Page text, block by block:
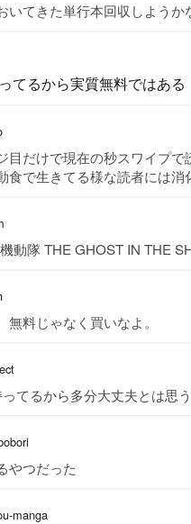
いてきた単行本回収しようか
てるから実質無料ではある
目だけで現在の秒スワイプ
食で生きてる様な読者には消
動隊 THE GHOST IN THE
無料じゃなく買いなよ。
てるから多分大丈夫とは思
やつだった
manga